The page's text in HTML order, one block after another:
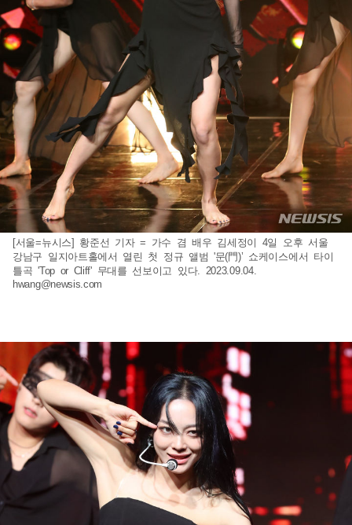
[서울=뉴시스] 황준선 기자 = 가수 겸 배우 김세정이 4일 오후 서울
강남구 일지아트홀에서 열린 첫 정규 앨범 '문(門)’ 쇼케이스에서 타이
틀곡 'Top or Cliff' 무대를 선보이고 있다. 2023.09.04.
hwang@newsis.com